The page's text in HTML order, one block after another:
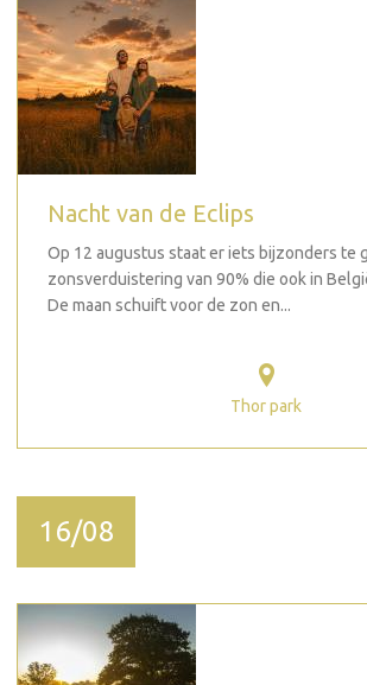
Nacht van de Eclips
Op 12 augustus staat er iets bijzonders te
zonsverduistering van 90% die ook in
De maan schuift voor de zon en...
Thor park
16/08